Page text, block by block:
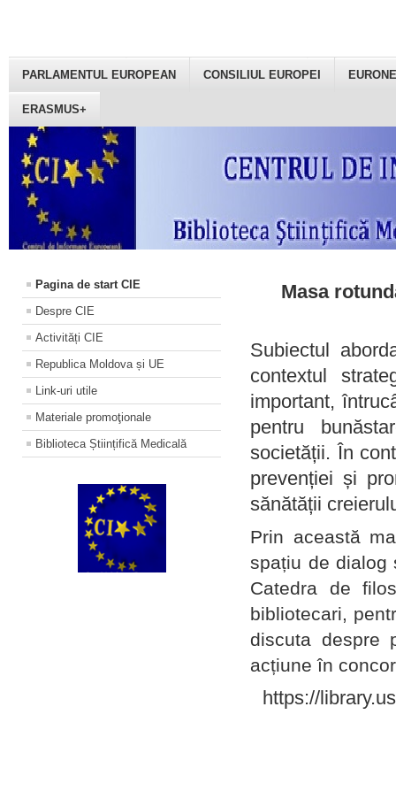
PARLAMENTUL EUROPEAN CONSILIUL EUROPEI
ERASMUS+
Pagina de start CIE
Despre CIE
Activități CIE
Republica Moldova și UE
Link-uri utile
Materiale promoţionale
Biblioteca Științifică Medicală
Masa
Subiectul
contextul
important,
pentru
societății. În
prevenției și
sănătății
Prin această
spațiu de dialog
Catedra de
bibliotecari,
discuta despre
acțiune în
https://